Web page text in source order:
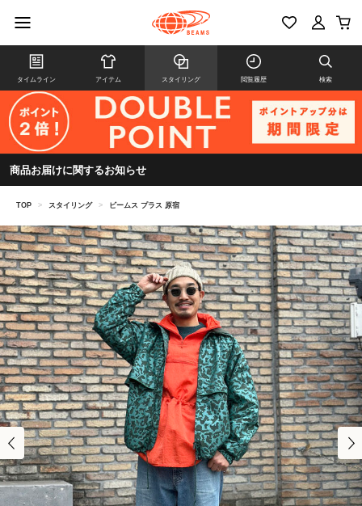
タイムライン アイテム スタイリング 閲覧履歴 検索
商品お届けに関するお知らせ
TOP > スタイリング > ビームス プラス 原宿